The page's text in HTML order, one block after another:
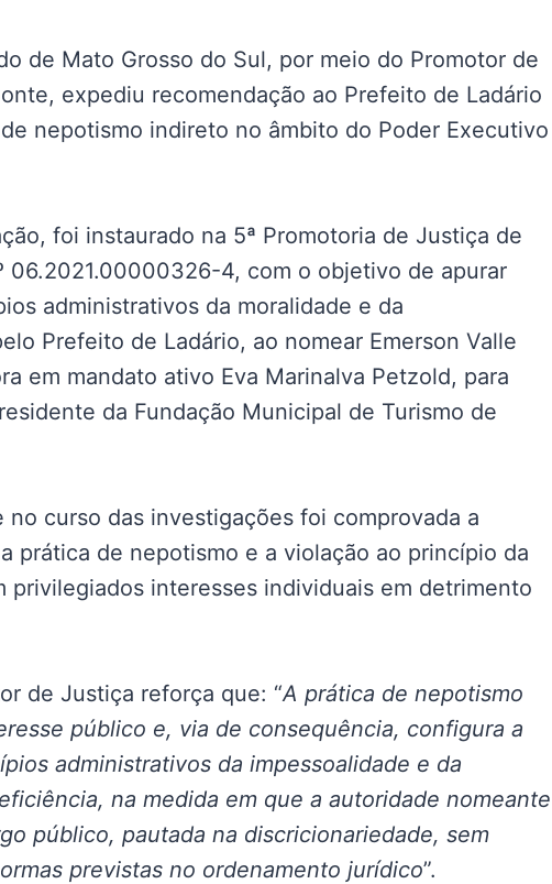
de Mato Grosso do Sul, por meio do Promotor de
expediu recomendação ao Prefeito de Ladário
nepotismo indireto no âmbito do Poder Executivo
foi instaurado na 5ª Promotoria de Justiça de
06.2021.00000326-4, com o objetivo de apurar
administrativos da moralidade e da
Prefeito de Ladário, ao nomear Emerson Valle
em mandato ativo Eva Marinalva Petzold, para
da Fundação Municipal de Turismo de
curso das investigações foi comprovada a
prática de nepotismo e a violação ao princípio da
privilegiados interesses individuais em detrimento
de Justiça reforça que: “A prática de nepotismo
público e, via de consequência, configura a
administrativos da impessoalidade e da
na medida em que a autoridade nomeante
público, pautada na discricionariedade, sem
previstas no ordenamento jurídico”.